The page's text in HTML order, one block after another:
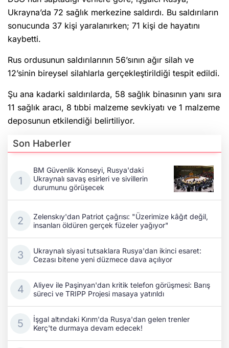
Ukrayna’da 72 sağlık merkezine saldırdı. Bu saldırıların
sonucunda 37 kişi yaralanırken; 71 kişi de hayatını
kaybetti.
Rus ordusunun saldırılarının 56’sının ağır silah ve
12’sinin bireysel silahlarla gerçekleştirildiği tespit edildi.
Şu ana kadarki saldırılarda, 58 sağlık binasının yanı sıra
11 sağlık aracı, 8 tıbbi malzeme sevkiyatı ve 1 malzeme
deposunun etkilendiği belirtiliyor.
Son Haberler
BM Güvenlik Konseyi, Rusya'daki
Ukraynalı savaş esirleri ve sivillerin
durumunu görüşecek
Zelenskıy'dan Patriot çağrısı: "Üzerimize kâğıt değil,
insanları öldüren gerçek füzeler yağıyor"
Ukraynalı siyasi tutsaklara Rusya'dan ikinci esaret:
Cezası bitene yeni düzmece dava açılıyor
Aliyev ile Paşinyan'dan kritik telefon görüşmesi: Barış
süreci ve TRIPP Projesi masaya yatırıldı
İşgal altındaki Kırım'da Rusya'dan gelen trenler
Kerç'te durmaya devam edecek!